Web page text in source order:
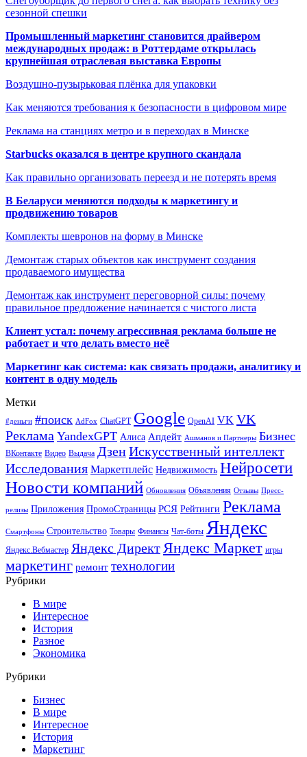
сезонной спешки
Промышленный маркетинг становится драйвером
международных продаж: в Роттердаме открылась
крупнейшая отраслевая выставка Европы
Воздушно-пузырьковая плёнка для упаковки
Как меняются требования к безопасности в цифровом мире
Реклама на станциях метро и в переходах в Минске
Starbucks оказался в центре крупного скандала
Как правильно организовать переезд и не потерять время
В Беларуси меняются подходы к маркетингу и
продвижению товаров
Комплекты шевронов на форму в Минске
Демонтаж старых объектов как инструмент создания
продаваемого имущества
Демонтаж как инструмент переговорной силы: почему
правильное предложение начинается с чистого листа
Клиент устал: почему агрессивная реклама больше не
работает и что делать вместо неё
Маркетинг как система: как связать продажи, аналитику и
контент в одну модель
Метки
#деньги #поиск AdFox ChatGPT Google OpenAI VK VK
Реклама YandexGPT Алиса Апдейт Ашманов и Партнеры Бизнес
ВКонтакте Видео Выдача ДзенИскусственный интеллект
Исследования Маркетплейс Недвижимость Нейросети
Новости компаний Обновления Объявления Отзывы Пресс-
релизы Приложения ПромоСтраницы РСЯ Рейтинги Реклама
Смартфоны Строительство Товары Финансы Чат-боты Яндекс
Яндекс.Вебмастер Яндекс Директ Яндекс Маркет игры
маркетинг ремонт технологии
Рубрики
В мире
Интересное
История
Разное
Экономика
Рубрики
Бизнес
В мире
Интересное
История
Маркетинг